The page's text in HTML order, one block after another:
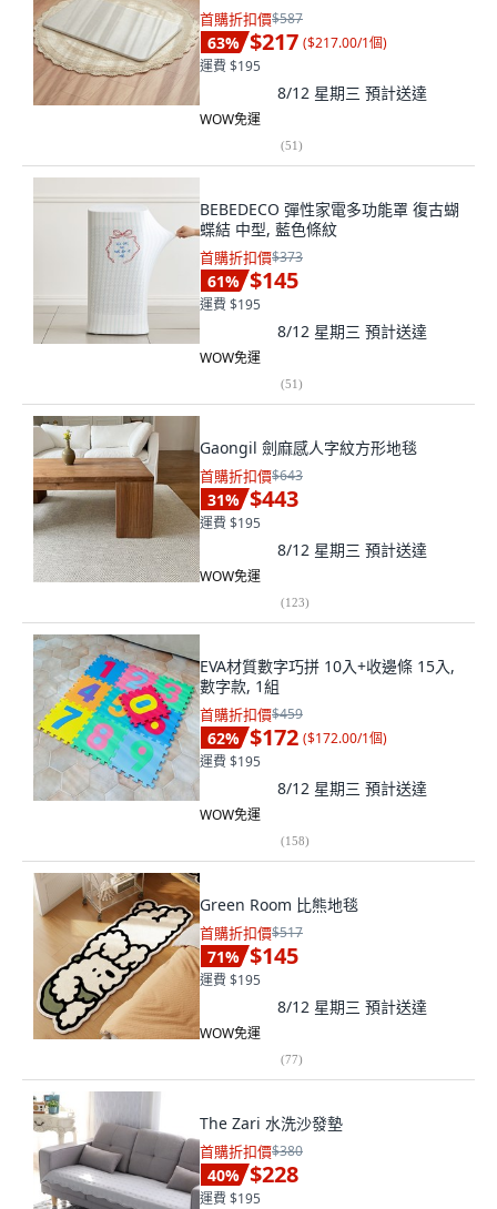
首購折扣價$587
63% $217 ($217.00/1個)
運費 $195
8/12 星期三 預計送達
WOW免運
(51)
BEBEDECO 彈性家電多功能罩 復古蝴
蝶結 中型, 藍色條紋
首購折扣價$373
61% $145
運費 $195
8/12 星期三 預計送達
WOW免運
(51)
Gaongil 劍麻感人字紋方形地毯
首購折扣價$643
31% $443
運費 $195
8/12 星期三 預計送達
WOW免運
(123)
EVA材質數字巧拼 10入+收邊條 15入,
數字款, 1組
首購折扣價$459
62% $172 ($172.00/1個)
運費 $195
8/12 星期三 預計送達
WOW免運
(158)
Green Room 比熊地毯
首購折扣價$517
71% $145
運費 $195
8/12 星期三 預計送達
WOW免運
(77)
The Zari 水洗沙發墊
首購折扣價$380
40% $228
運費 $195